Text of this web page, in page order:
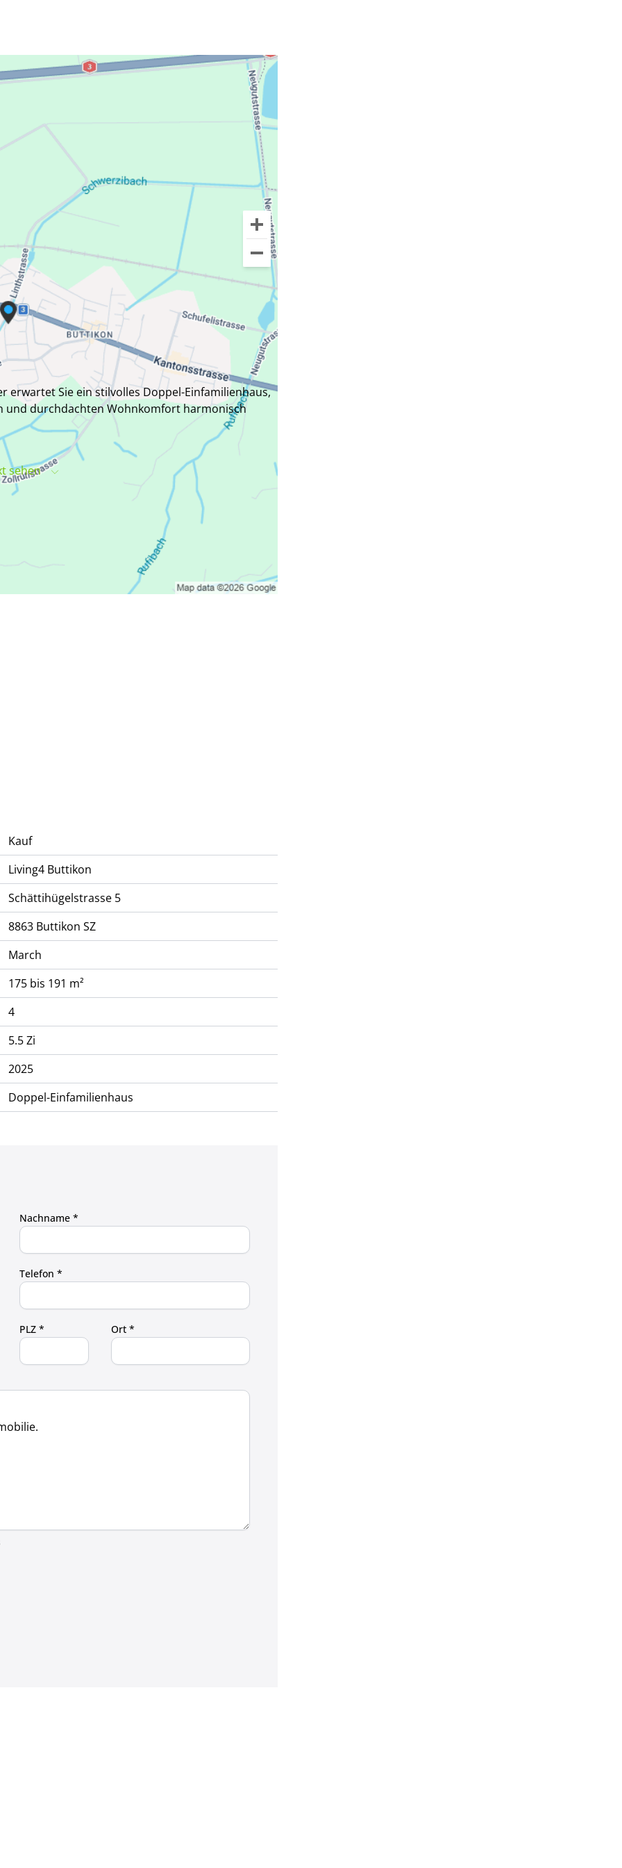
Sie ein stilvolles Doppel-Einfamilienhaus,
und durchdachten Wohnkomfort harmonisch
klare Grundrissgestaltung schaffen ein
bietet. Ob Familienleben, Homeoffice oder
idealen Ort, um anzukommen und sich
Raumkonzept und hochwertigem
Ausstattung und eine familienfreundliche Lage
Qualität, Komfort und langfristige Wohnqualität
sehen
Einfamilienhaus, 175 m², CHF 1'620'000
Kauf
Living4 Buttikon
Schättihügelstrasse 5
8863 Buttikon SZ
March
175 bis 191 m²
4
5.5 Zi
2025
Doppel-Einfamilienhaus
Nachname *
Telefon *
PLZ * Ort *